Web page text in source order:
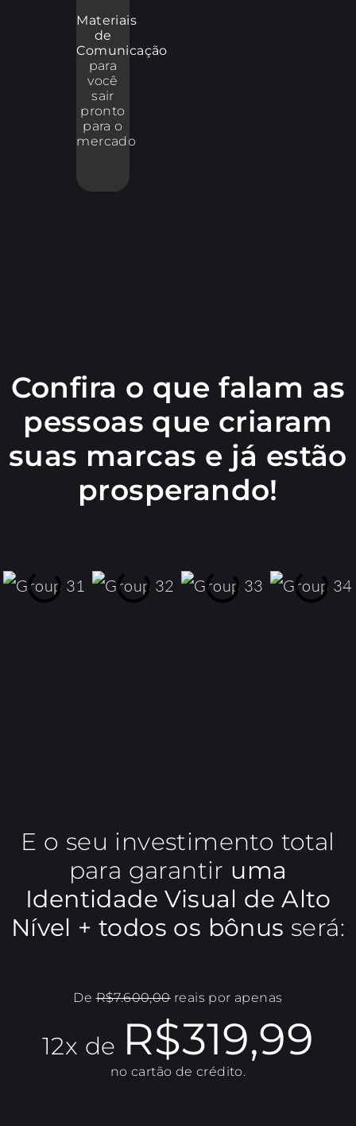
Materiais
de
Comunicação
para
você
sair
pronto
para o
mercado
Confira o que falam as
pessoas que criaram
suas marcas e já estão
prosperando!
E o seu investimento total
para garantir uma
Identidade Visual de Alto
Nível + todos os bônus será:
DeR$7.600,00reais por apenas
12x de R$319,99
no cartão de crédito.